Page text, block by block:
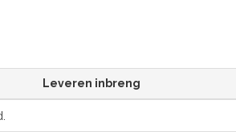
Leveren inbreng